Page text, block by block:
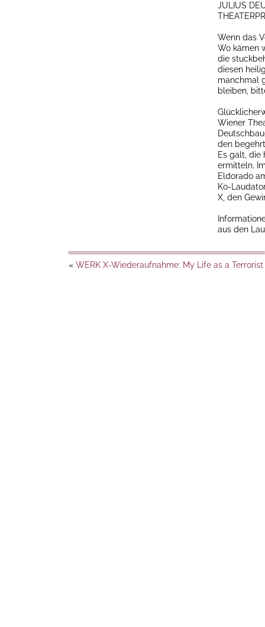
JULIUS
Wenn das
Wo kämen
die
diesen
manchmal
bleiben,
Wiener
den
Es galt, die
ermitteln.
Eldorado
Ko-
X, den
aus den
« WERK X-Wiederaufnahme: My Life as a Terrorist